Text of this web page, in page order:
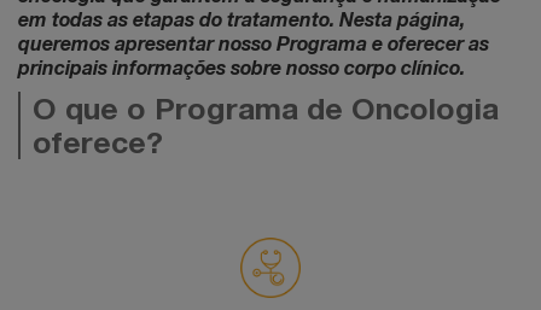
em todas as etapas do tratamento. Nesta página,
queremos apresentar nosso Programa e oferecer as
principais informações sobre nosso corpo clínico.
O que o Programa de Oncologia
oferece?